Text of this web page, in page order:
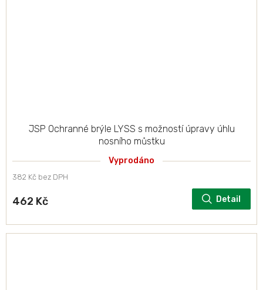
JSP Ochranné brýle LYSS s možností úpravy úhlu
nosního můstku
Vyprodáno
382 Kč bez DPH
462 Kč Detail